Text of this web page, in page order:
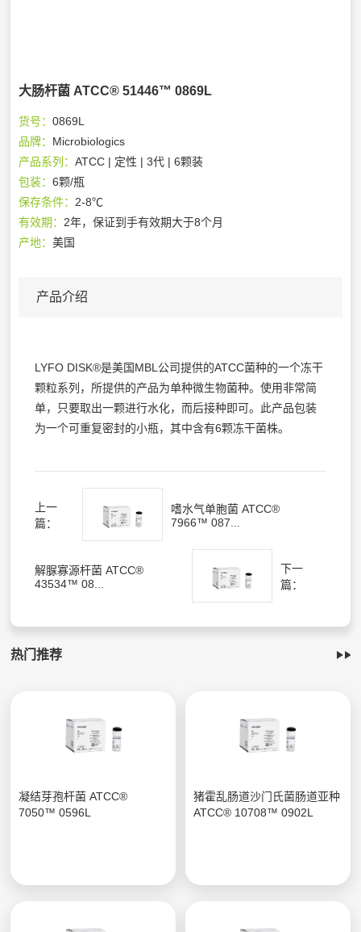
大肠杆菌 ATCC® 51446™ 0869L
货号：0869L
品牌： Microbiologics
产品系列：ATCC | 定性 | 3代 | 6颗装
包装：6颗/瓶
保存条件： 2-8℃
有效期： 2年，保证到手有效期大于8个月
产地：美国
产品介绍
LYFO DISK®是美国MBL公司提供的ATCC菌种的一个冻干
颗粒系列，所提供的产品为单种微生物菌种。使用非常简
单，只要取出一颗进行水化，而后接种即可。此产品包装
为一个可重复密封的小瓶，其中含有6颗冻干菌株。
上一
篇：
嗜水气单胞菌 ATCC®
7966™ 087...
解脲寡源杆菌 ATCC®
43534™ 08...
下一
篇：
热门推荐
凝结芽孢杆菌 ATCC®
7050™ 0596L
猪霍乱肠道沙门氏菌肠道亚种
ATCC® 10708™ 0902L